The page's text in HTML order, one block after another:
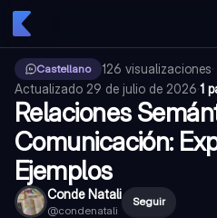
Castellano 126 visualizaciones·
Actualizado 29 de julio de 2026·1
Relaciones
Comunicación:
Ejemplos
Conde Natali
@condenatali
Seguir